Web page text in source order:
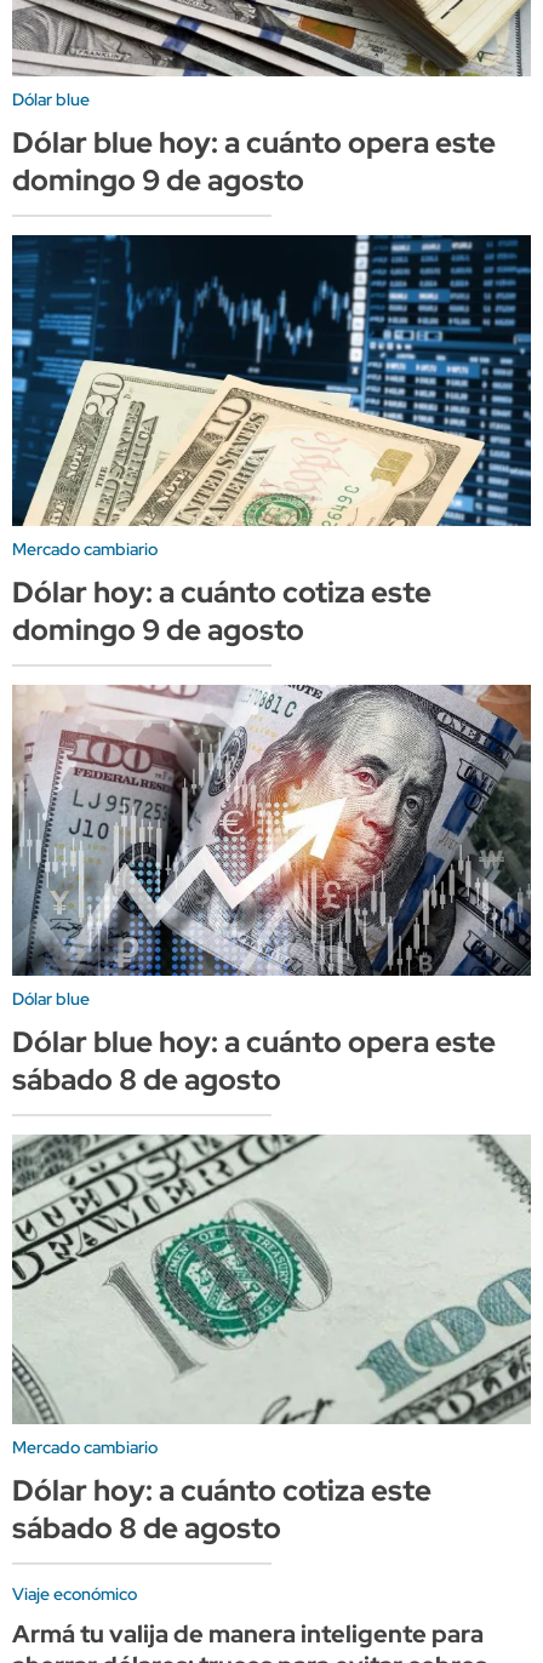
Dólar blue
Dólar blue hoy: a cuánto opera este
domingo 9 de agosto
Mercado cambiario
Dólar hoy: a cuánto cotiza este
domingo 9 de agosto
Dólar blue
Dólar blue hoy: a cuánto opera este
sábado 8 de agosto
Mercado cambiario
Dólar hoy: a cuánto cotiza este
sábado 8 de agosto
Viaje económico
Armá tu valija de manera inteligente para